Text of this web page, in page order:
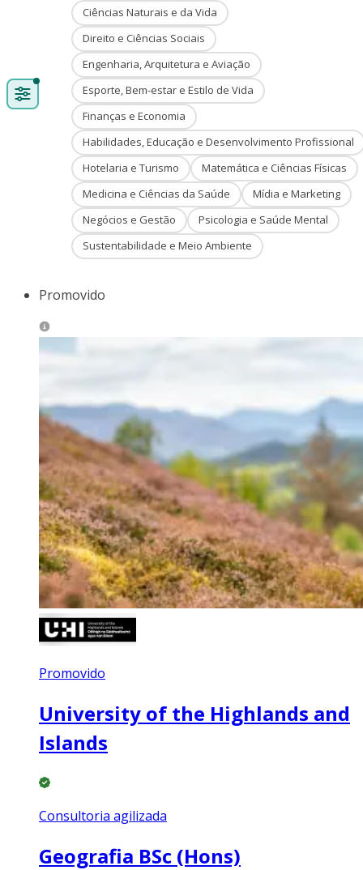
Ciências Naturais e da Vida
Direito e Ciências Sociais
Engenharia, Arquitetura e Aviação
Esporte, Bem-estar e Estilo de Vida
Finanças e Economia
Habilidades, Educação e Desenvolvimento Profissional
Hotelaria e Turismo
Matemática e Ciências Físicas
Medicina e Ciências da Saúde
Mídia e Marketing
Negócios e Gestão
Psicologia e Saúde Mental
Sustentabilidade e Meio Ambiente
Promovido
Promovido
University of the Highlands and
Islands
Consultoria agilizada
Geografia BSc (Hons)